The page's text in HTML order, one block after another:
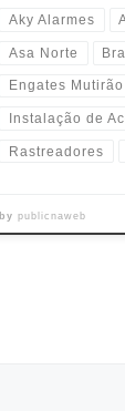
Aky Alarmes
Asa Norte
Engates Mutirão
Instalação de
Rastreadores
bypublicnaweb